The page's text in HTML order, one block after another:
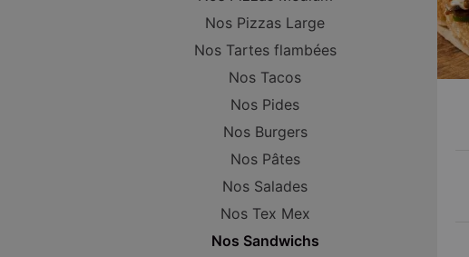
Nos Pizzas Large
Nos Tartes flambées
Nos Tacos
Nos Pides
Nos Burgers
Nos Pâtes
Nos Salades
Nos Tex Mex
Nos Sandwichs